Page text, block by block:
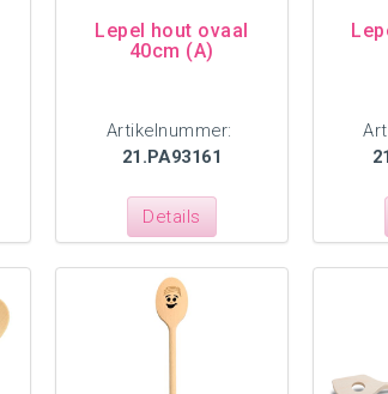
Lepel hout ovaal
40cm (A)
Artikelnummer:
21.PA93161
Details